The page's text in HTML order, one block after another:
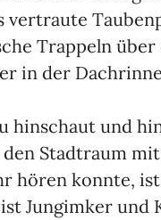
vertraute
Trappeln über
in der
hinschaut und
Stadtraum
hören konnte,
ist Jungimker und